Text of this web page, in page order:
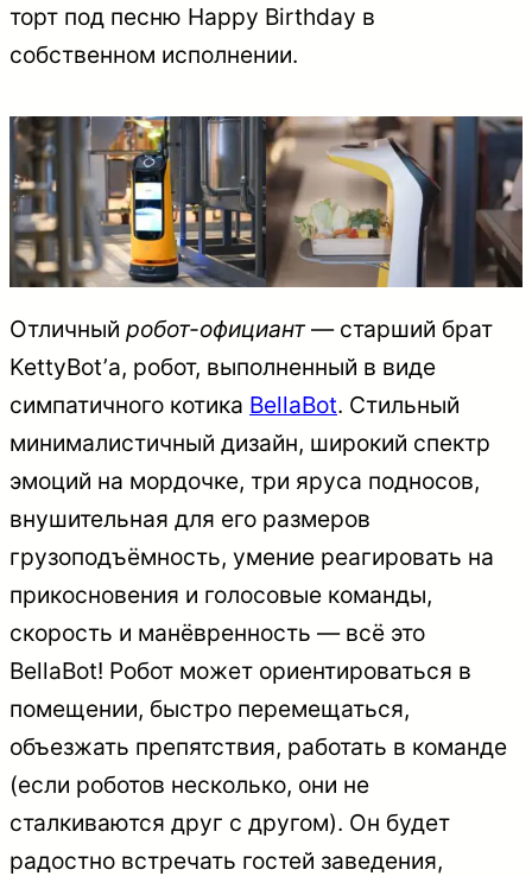
торт под песню Happy Birthday в
собственном исполнении.
Отличный робот-официант— старший брат
KettyBot’а, робот, выполненный в виде
симпатичного котика BellaBot. Стильный
минималистичный дизайн, широкий спектр
эмоций на мордочке, три яруса подносов,
внушительная для его размеров
грузоподъёмность, умение реагировать на
прикосновения и голосовые команды,
скорость и манёвренность — всё это
BellaBot! Робот может ориентироваться в
помещении, быстро перемещаться,
объезжать препятствия, работать в команде
(если роботов несколько, они не
сталкиваются друг с другом). Он будет
радостно встречать гостей заведения,